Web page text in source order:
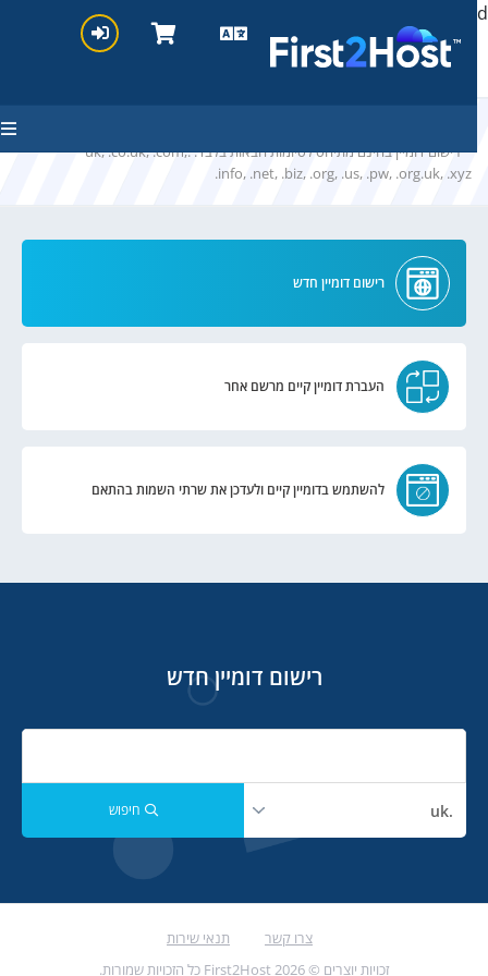
hello
* רישום דומיין בחינם מתיחס לסיומות הבאות בלבד: .uk, .co.uk, .com,
.info, .net, .biz, .org, .us, .pw, .org.uk, .xyz
רישום דומיין חדש
העברת דומיין קיים מרשם אחר
להשתמש בדומיין קיים ולעדכן את שרתי השמות בהתאם
רישום דומיין חדש
חיפוש
צרו קשר
תנאי שירות
זכויות יוצרים © 2026 First2Host כל הזכויות שמורות.